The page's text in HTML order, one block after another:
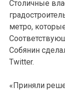
Столичные
метро,
Собянин
Twitter.
«Приняли